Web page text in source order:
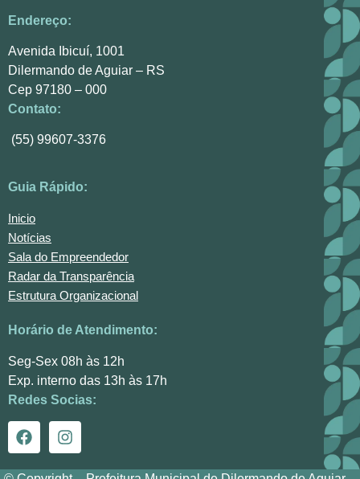
Endereço:
Avenida Ibicuí, 1001
Dilermando de Aguiar – RS
Cep 97180 – 000
Contato:
(55) 99607-3376
Guia Rápido:
Inicio
Notícias
Sala do Empreendedor
Radar da Transparência
Estrutura Organizacional
Horário de Atendimento:
Seg-Sex 08h às 12h
Exp. interno das 13h às 17h
Redes Socias: